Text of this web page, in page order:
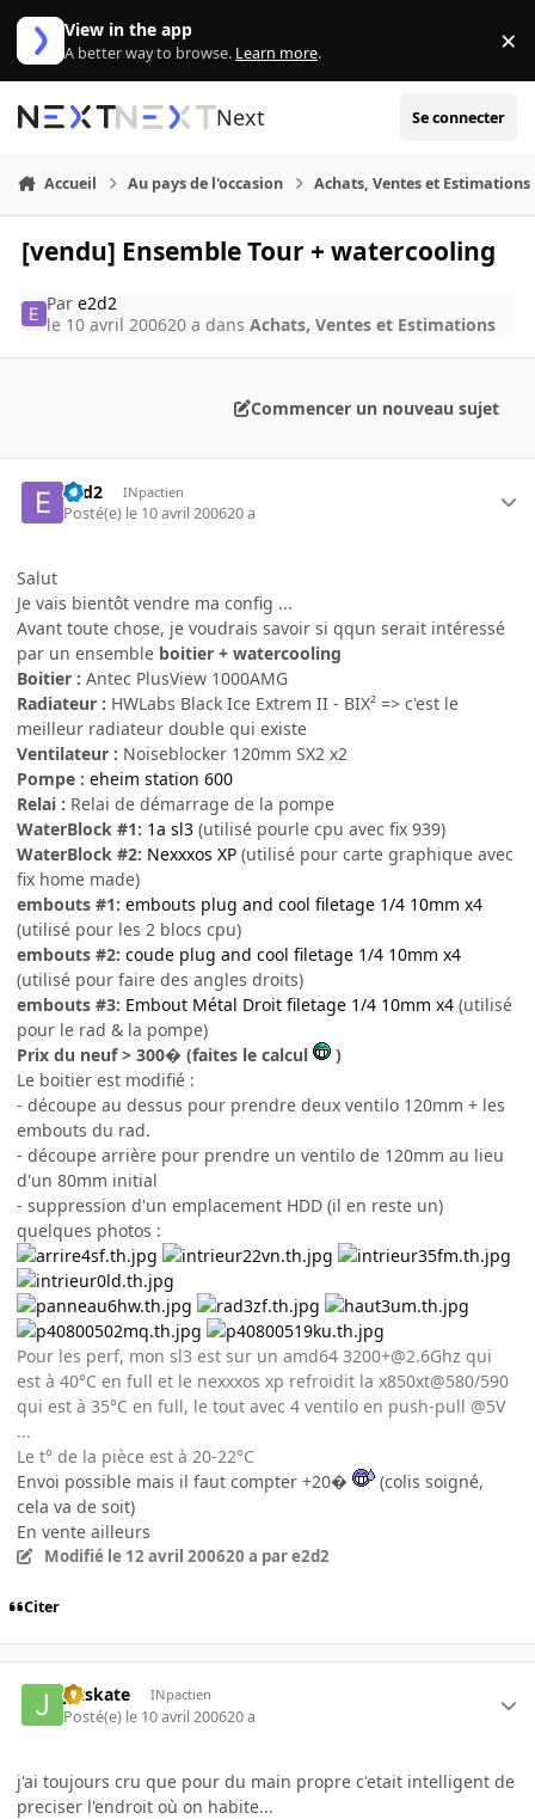
Aller au contenu
View in the app
A better way to browse. Learn more. ×
Next Se connecter
Accueil Au pays de l'occasion Achats, Ventes et Estimations
[vendu] Ensemble Tour + watercooling
Pare2d2
le 10 avril 200620 a dansAchats, Ventes et Estimations
Commencer un nouveau sujet
e2d2 INpactien
Posté(e) le 10 avril 200620 a
Salut
Je vais bientôt vendre ma config ...
Avant toute chose, je voudrais savoir si qqun serait intéressé
par un ensemble boitier + watercooling
Boitier : Antec PlusView 1000AMG
Radiateur : HWLabs Black Ice Extrem II - BIX² => c'est le
meilleur radiateur double qui existe
Ventilateur : Noiseblocker 120mm SX2 x2
Pompe : eheim station 600
Relai : Relai de démarrage de la pompe
WaterBlock #1: 1a sl3 (utilisé pourle cpu avec fix 939)
WaterBlock #2: Nexxxos XP (utilisé pour carte graphique avec
fix home made)
embouts #1: embouts plug and cool filetage 1/4 10mm x4
(utilisé pour les 2 blocs cpu)
embouts #2: coude plug and cool filetage 1/4 10mm x4
(utilisé pour faire des angles droits)
embouts #3: Embout Métal Droit filetage 1/4 10mm x4 (utilisé
pour le rad & la pompe)
Prix du neuf > 300� (faites le calcul
)
Le boitier est modifié :
- découpe au dessus pour prendre deux ventilo 120mm + les
embouts du rad.
- découpe arrière pour prendre un ventilo de 120mm au lieu
d'un 80mm initial
- suppression d'un emplacement HDD (il en reste un)
quelques photos :
Pour les perf, mon sl3 est sur un amd64 3200+@2.6Ghz qui
est à 40°C en full et le nexxxos xp refroidit la x850xt@580/590
qui est à 35°C en full, le tout avec 4 ventilo en push-pull @5V
...
Le t° de la pièce est à 20-22°C
Envoi possible mais il faut compter +20�
(colis soigné,
cela va de soit)
En vente ailleurs
Modifié le 12 avril 200620 a par e2d2
Citer
jetskate INpactien
Posté(e) le 10 avril 200620 a
j'ai toujours cru que pour du main propre c'etait intelligent de
preciser l'endroit où on habite...